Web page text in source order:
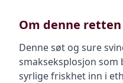
Om denne retten
Denne søt og sure
smakseksplosjon som
syrlige friskhet inn i